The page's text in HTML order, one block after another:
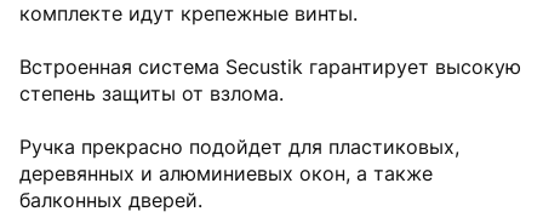
комплекте идут крепежные винты.
Встроенная система Secustik гарантирует высокую
степень защиты от взлома.
Ручка прекрасно подойдет для пластиковых,
деревянных и алюминиевых окон, а также
балконных дверей.